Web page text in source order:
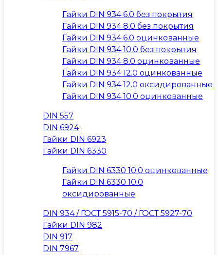
Гайки DIN 934 6.0 без покрытия
Гайки DIN 934 8.0 без покрытия
Гайки DIN 934 6.0 оцинкованные
Гайки DIN 934 10.0 без покрытия
Гайки DIN 934 8.0 оцинкованные
Гайки DIN 934 12.0 оцинкованные
Гайки DIN 934 12.0 оксидированные
Гайки DIN 934 10.0 оцинкованные
DIN 557
DIN 6924
Гайки DIN 6923
Гайки DIN 6330
Гайки DIN 6330 10.0 оцинкованные
Гайки DIN 6330 10.0
оксидированные
DIN 934 / ГОСТ 5915-70 / ГОСТ 5927-70
Гайки DIN 982
DIN 917
DIN 7967